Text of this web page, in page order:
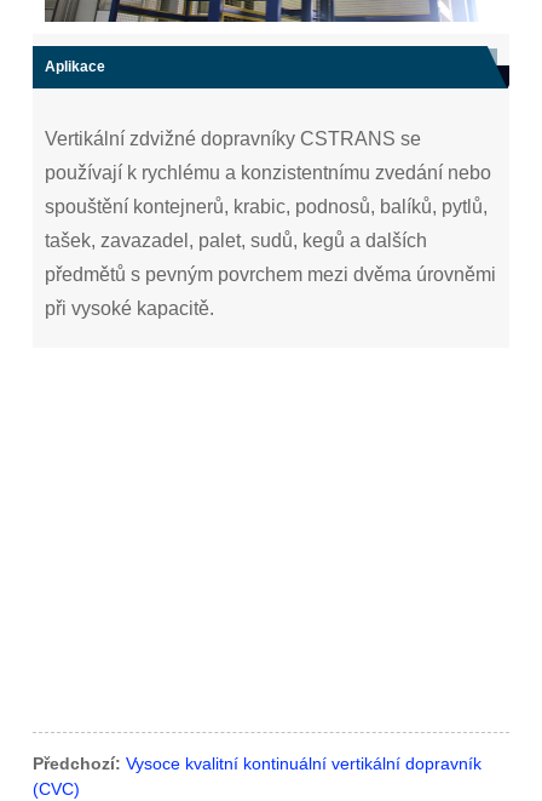
Aplikace
Vertikální zdvižné dopravníky CSTRANS se
používají k rychlému a konzistentnímu zvedání nebo
spouštění kontejnerů, krabic, podnosů, balíků, pytlů,
tašek, zavazadel, palet, sudů, kegů a dalších
předmětů s pevným povrchem mezi dvěma úrovněmi
při vysoké kapacitě.
Předchozí: Vysoce kvalitní kontinuální vertikální dopravník
(CVC)